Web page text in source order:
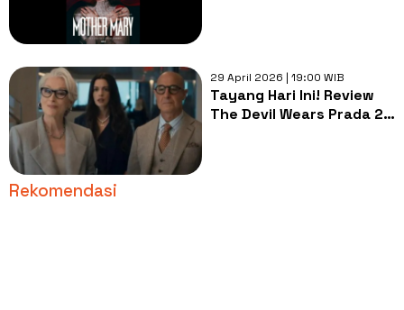
29 April 2026 | 19:00 WIB
Tayang Hari Ini! Review
The Devil Wears Prada 2:
Rekomendasi